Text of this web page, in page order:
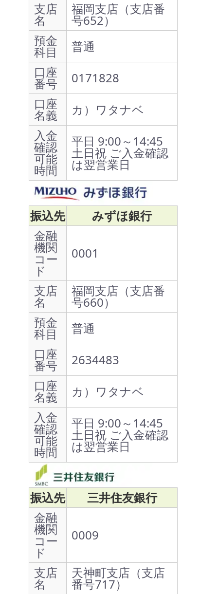
支店
名
福岡支店（支店番
号652）
預金
科目
普通
口座
番号
0171828
口座
名義
カ）ワタナベ
入金
確認
可能
時間
平日 9:00～14:45
土日祝 ご入金確認
は翌営業日
振込先
みずほ銀行
金融
機関
コー
ド
0001
支店
名
福岡支店（支店番
号660）
預金
科目
普通
口座
番号
2634483
口座
名義
カ）ワタナベ
入金
確認
可能
時間
平日 9:00～14:45
土日祝 ご入金確認
は翌営業日
振込先
三井住友銀行
金融
機関
コー
ド
0009
支店
名
天神町支店（支店
番号717）